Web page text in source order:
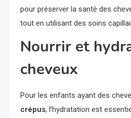
pour préserver la santé des
tout en utilisant des soins
Nourrir et
cheveux
Pour les enfants ayant des
crépus, l’hydratation est